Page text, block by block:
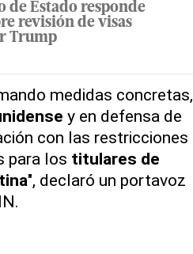
de Estado responde
revisión de visas
Trump
medidas concretas,
y en defensa de
con las restricciones
para los titulares de
", declaró un portavoz